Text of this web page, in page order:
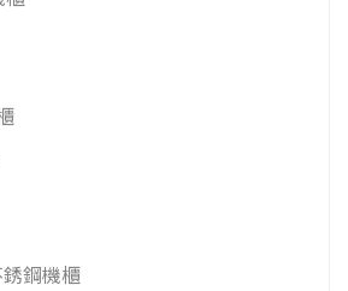
鋼機櫃